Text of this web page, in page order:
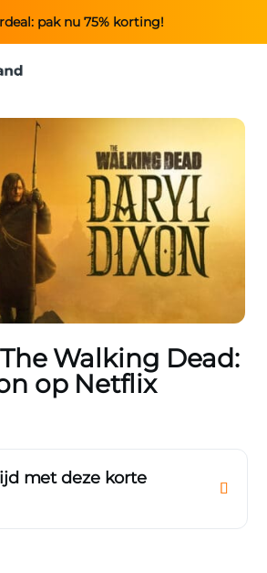
pak nu 75% korting!
Walking Dead:
op Netflix
met deze korte